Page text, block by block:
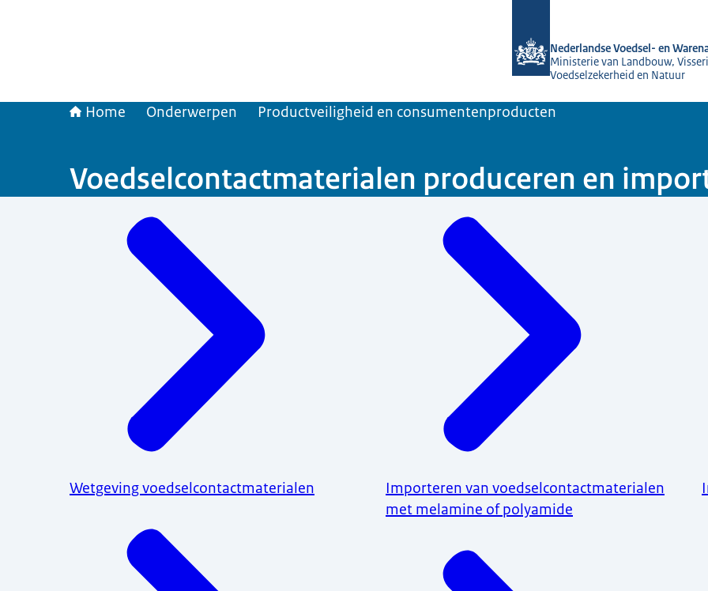
Nederlandse Voedsel- en
Ministerie van Landbouw,
Voedselzekerheid en Natuur
Home Onderwerpen Productveiligheid en consumentenproducten
Voedselcontactmaterialen produceren en
Wetgeving voedselcontactmaterialen
Importeren van voedselcontactmaterialen
met melamine of polyamide